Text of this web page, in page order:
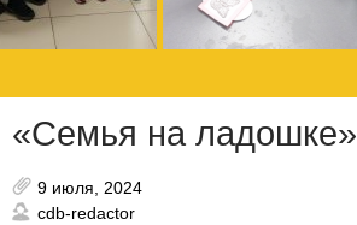
«Семья на ладошке»
9 июля, 2024
cdb-redactor